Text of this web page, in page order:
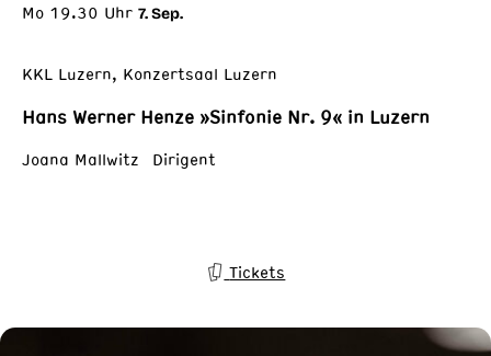
Mo 19.30 Uhr 7. Sep.
KKL Luzern, Konzertsaal Luzern
Hans Werner Henze »Sinfonie Nr. 9« in Luzern
Joana Mallwitz Dirigent
Tickets